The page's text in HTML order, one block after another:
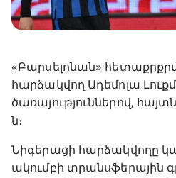
«Բարսելոնան»
հարձակվող Ադեմոլա
ծառայություններով,
ն։
Նիգերացի հարձակվողը
ակումբի տրանսֆերային